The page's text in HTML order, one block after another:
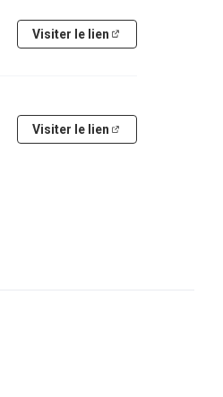
Visiter le lien
(Lien externe)
Visiter le lien
(Lien externe)